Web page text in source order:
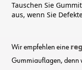
Tauschen Sie
aus, wenn Sie
Wir empfehlen eine
Gummiauflagen, denn